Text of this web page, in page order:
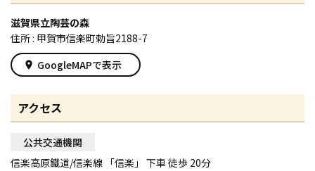
滋賀県立陶芸の森
住所 : 甲賀市信楽町勅旨2188-7
place GoogleMAPで表示
アクセス
公共交通機関
信楽高原鐵道/信楽線 「信楽」 下車 徒歩 20分